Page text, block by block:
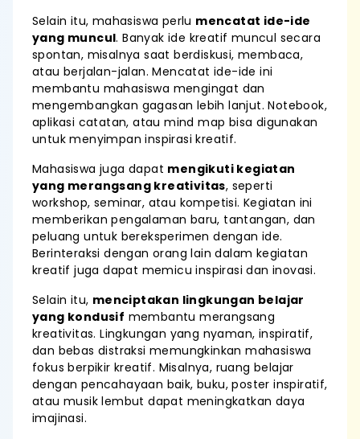
Selain itu, mahasiswa perlu mencatat ide-ide
yang muncul. Banyak ide kreatif muncul secara
spontan, misalnya saat berdiskusi, membaca,
atau berjalan-jalan. Mencatat ide-ide ini
membantu mahasiswa mengingat dan
mengembangkan gagasan lebih lanjut. Notebook,
aplikasi catatan, atau mind map bisa digunakan
untuk menyimpan inspirasi kreatif.
Mahasiswa juga dapat mengikuti kegiatan
yang merangsang kreativitas, seperti
workshop, seminar, atau kompetisi. Kegiatan ini
memberikan pengalaman baru, tantangan, dan
peluang untuk bereksperimen dengan ide.
Berinteraksi dengan orang lain dalam kegiatan
kreatif juga dapat memicu inspirasi dan inovasi.
Selain itu, menciptakan lingkungan belajar
yang kondusif membantu merangsang
kreativitas. Lingkungan yang nyaman, inspiratif,
dan bebas distraksi memungkinkan mahasiswa
fokus berpikir kreatif. Misalnya, ruang belajar
dengan pencahayaan baik, buku, poster inspiratif,
atau musik lembut dapat meningkatkan daya
imajinasi.